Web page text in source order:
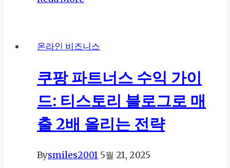
팅
로
버
는
법:
스
온라인 비즈니스
쿠팡 파트너스 수익 가이
드: 티스토리 블로그로 매
출 2배 올리는 전략
Bysmiles2001 5월 21, 2025